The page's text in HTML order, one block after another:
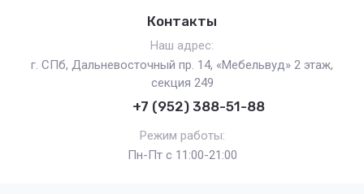
Контакты
Наш адрес:
г. СПб, Дальневосточный пр. 14, «Мебельвуд» 2 этаж,
секция 249
+7 (952) 388-51-88
Режим работы:
Пн-Пт с 11:00-21:00